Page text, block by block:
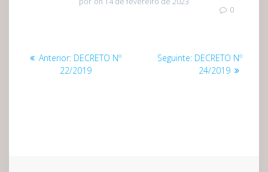
0
Navegação
Anterior: Post
anterior:
DECRETO Nº
22/2019
Seguinte: Post
seguinte:
DECRETO Nº
24/2019